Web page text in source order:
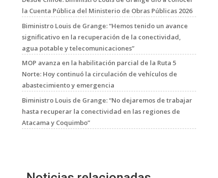
la Cuenta Pública del Ministerio de Obras Públicas 2026
Biministro Louis de Grange: “Hemos tenido un avance
significativo en la recuperación de la conectividad,
agua potable y telecomunicaciones”
MOP avanza en la habilitación parcial de la Ruta 5
Norte: Hoy continuó la circulación de vehículos de
abastecimiento y emergencia
Biministro Louis de Grange: “No dejaremos de trabajar
hasta recuperar la conectividad en las regiones de
Atacama y Coquimbo”